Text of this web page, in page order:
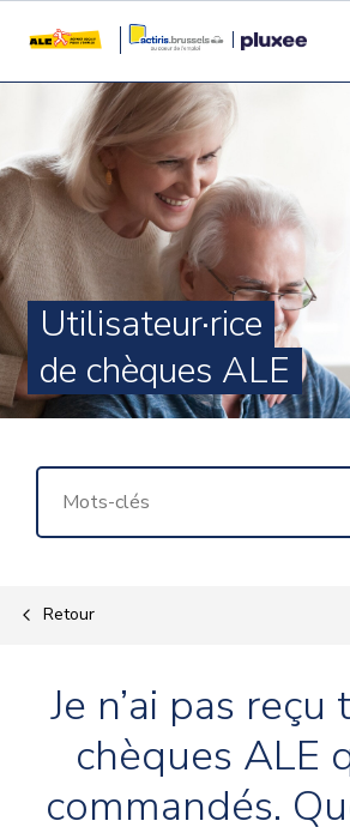
Utilisateur·rice
de chèques ALE
Retour
Je n’ai pas
chèques ALE
commandés.